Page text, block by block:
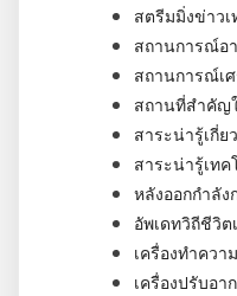
สตรีมมิ่งข่าวเ
สถานการณ์อ
สถานการณ์เ
สถานที่สำคัญ
สาระน่ารู้เกี่
สาระน่ารู้เทค
หลังออกกําลัง
อัพเดทวิถีชีวิต
เครื่องทำควา
เครื่องปรับอา